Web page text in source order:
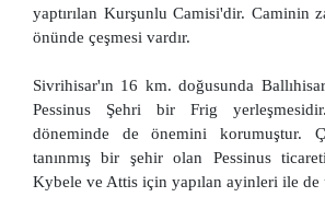
yaptırılan Kurşunlu Camisi'dir. Caminin
önünde çeşmesi vardır.
Sivrihisar'ın 16 km. doğusunda
Pessinus Şehri bir Frig
döneminde de önemini korumuştur.
tanınmış bir şehir olan Pessinus
Kybele ve Attis için yapılan ayinleri ile de